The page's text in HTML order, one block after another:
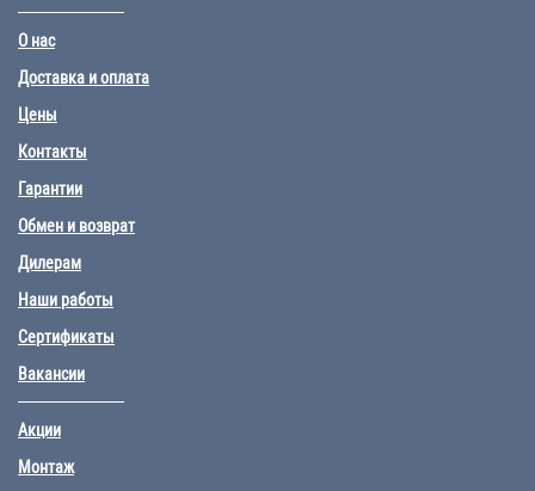
О нас
Доставка и оплата
Цены
Контакты
Гарантии
Обмен и возврат
Дилерам
Наши работы
Сертификаты
Вакансии
Акции
Монтаж